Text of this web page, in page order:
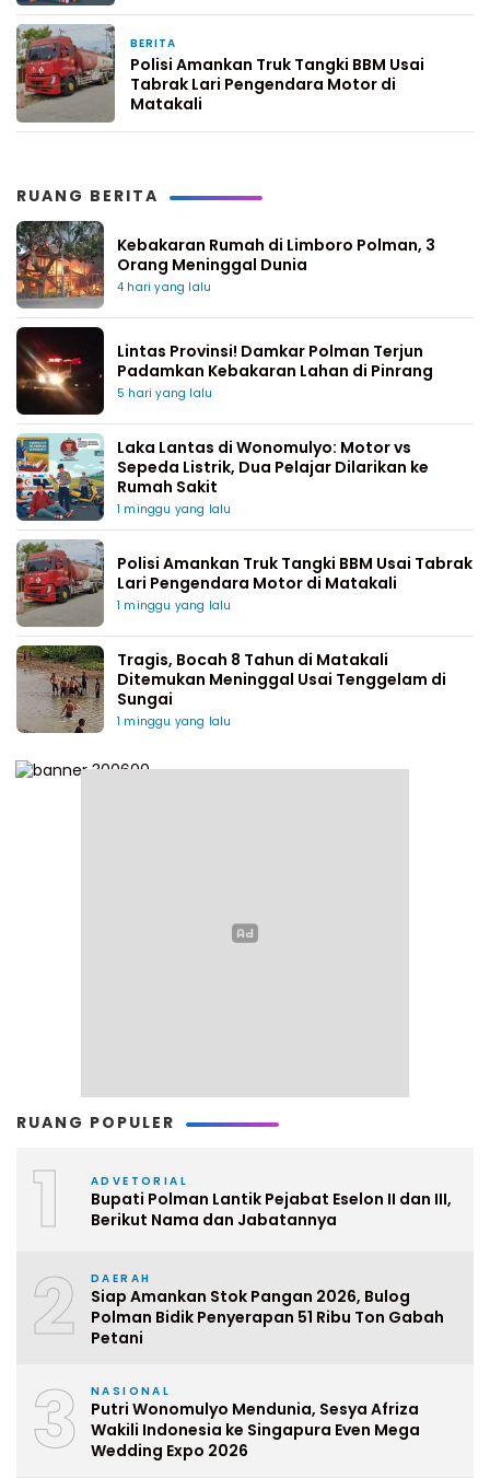
BERITA
Polisi Amankan Truk Tangki BBM Usai
Tabrak Lari Pengendara Motor di
Matakali
RUANG BERITA
Kebakaran Rumah di Limboro Polman, 3
Orang Meninggal Dunia
4 hari yang lalu
Lintas Provinsi! Damkar Polman Terjun
Padamkan Kebakaran Lahan di Pinrang
5 hari yang lalu
Laka Lantas di Wonomulyo: Motor vs
Sepeda Listrik, Dua Pelajar Dilarikan ke
Rumah Sakit
1 minggu yang lalu
Polisi Amankan Truk Tangki BBM Usai Tabrak
Lari Pengendara Motor di Matakali
1 minggu yang lalu
Tragis, Bocah 8 Tahun di Matakali
Ditemukan Meninggal Usai Tenggelam di
Sungai
1 minggu yang lalu
RUANG POPULER
1 ADVETORIAL
Bupati Polman Lantik Pejabat Eselon II dan III,
Berikut Nama dan Jabatannya
2 DAERAH
Siap Amankan Stok Pangan 2026, Bulog
Polman Bidik Penyerapan 51 Ribu Ton Gabah
Petani
3 NASIONAL
Putri Wonomulyo Mendunia, Sesya Afriza
Wakili Indonesia ke Singapura Even Mega
Wedding Expo 2026